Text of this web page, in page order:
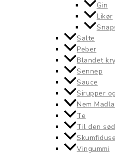
Gin
Likør
Salte
Peber
Blandet
Sennep
Sauce
Sirupper
Nem
Te
Til den
Vingummi